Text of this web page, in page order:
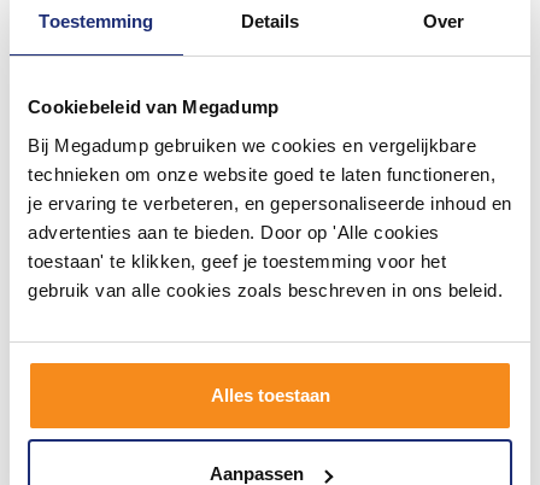
Toestemming Details Over
Cookiebeleid van Megadump
Bij Megadump gebruiken we cookies en vergelijkbare
technieken om onze website goed te laten functioneren,
je ervaring te verbeteren, en gepersonaliseerde inhoud en
advertenties aan te bieden. Door op 'Alle cookies
toestaan' te klikken, geef je toestemming voor het
gebruik van alle cookies zoals beschreven in ons beleid.
Alles toestaan
Aanpassen
Heka Sierradiator Antraciet
766X600 Midden/Onder
Aansluiting
volgende werkdag in huis
129,00
Luxe Douche-Arm Rond
Plafondbevestiging 30Cm
Chroom
volgende werkdag in huis